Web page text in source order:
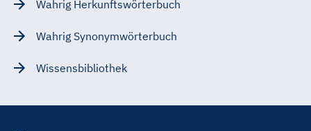
Wahrig Herkunftswörterbuch
Wahrig Synonymwörterbuch
Wissensbibliothek